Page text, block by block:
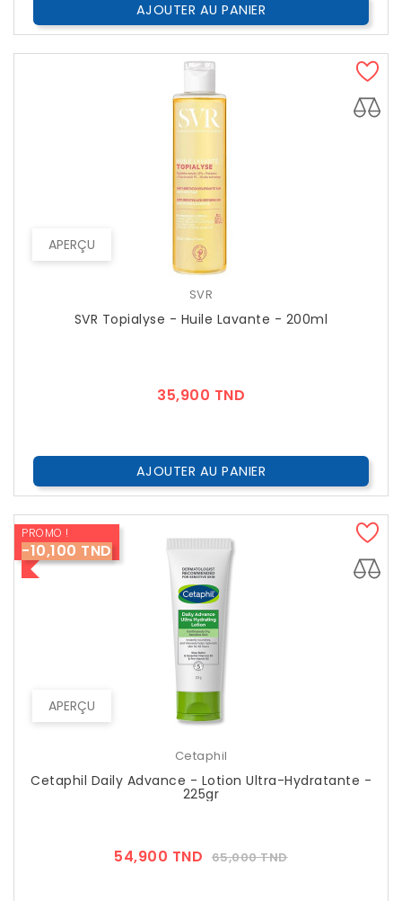
AJOUTER AU PANIER
APERÇU
SVR
SVR Topialyse - Huile Lavante - 200ml
35,900 TND
AJOUTER AU PANIER
APERÇU
PROMO !
-10,100 TND
Cetaphil
Cetaphil Daily Advance - Lotion Ultra-Hydratante -
225gr
54,900 TND Prix
65,000 TNDPrix